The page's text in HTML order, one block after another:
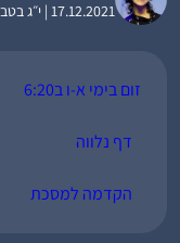
17.12.2021 | י״ג בטבת תשפ״ב
זום בימי א-ו ב6:20
דף נלווה
הקדמה למסכת